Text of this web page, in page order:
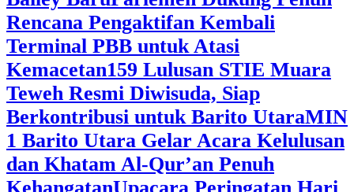
Rencana Pengaktifan Kembali
Terminal PBB untuk Atasi
Kemacetan159 Lulusan STIE Muara
Teweh Resmi Diwisuda, Siap
Berkontribusi untuk Barito UtaraMIN
1 Barito Utara Gelar Acara Kelulusan
dan Khatam Al-Qur’an Penuh